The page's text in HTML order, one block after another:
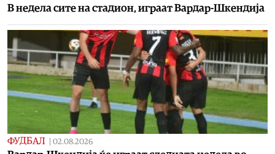
В недела сите на стадион, играат Вардар-Шкендија
ФУДБАЛ 02.08.2026